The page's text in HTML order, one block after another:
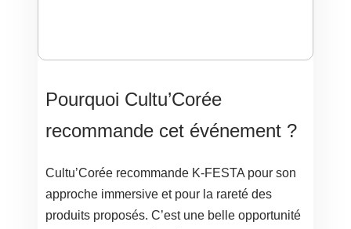
Pourquoi Cultu’Corée
recommande cet événement ?
Cultu’Corée recommande K-FESTA pour son
approche immersive et pour la rareté des
produits proposés. C’est une belle opportunité